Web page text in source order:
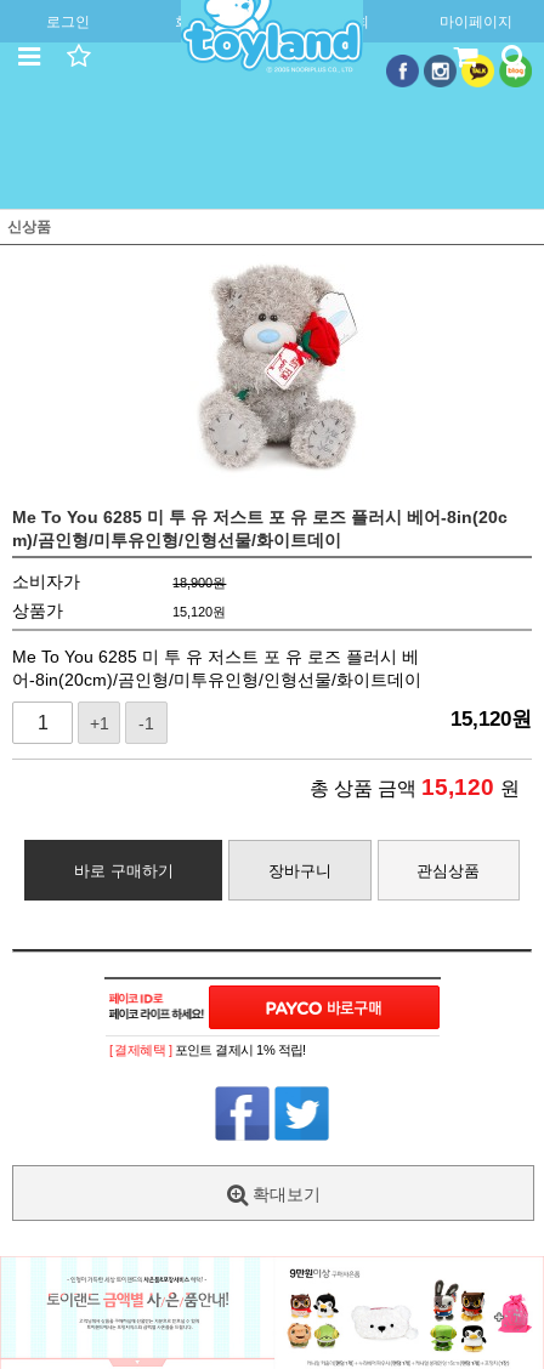
로그인 회원가입 주문조회 마이페이지
신상품
Me To You 6285 미 투 유 저스트 포 유 로즈 플러시 베어-8in(20c
m)/곰인형/미투유인형/인형선물/화이트데이
소비자가 18,900원
상품가 15,120원
Me To You 6285 미 투 유 저스트 포 유 로즈 플러시 베
어-8in(20cm)/곰인형/미투유인형/인형선물/화이트데이
+1 -1 15,120원
총 상품 금액 15,120 원
바로 구매하기 장바구니 관심상품
[ 결제혜택 ] 포인트 결제시 1% 적립!
확대보기